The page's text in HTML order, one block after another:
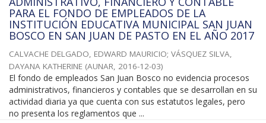
PARA EL FONDO DE EMPLEADOS DE LA
INSTITUCIÓN EDUCATIVA MUNICIPAL SAN JUAN
BOSCO EN SAN JUAN DE PASTO EN EL AÑO 2017
CALVACHE DELGADO, EDWARD MAURICIO; VÁSQUEZ SILVA,
DAYANA KATHERINE (AUNAR, 2016-12-03)
El fondo de empleados San Juan Bosco no evidencia procesos
administrativos, financieros y contables que se desarrollan en su
actividad diaria ya que cuenta con sus estatutos legales, pero
no presenta los reglamentos que ...